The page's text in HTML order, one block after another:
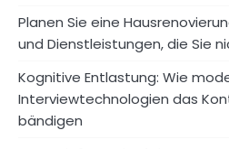
Planen Sie eine
und Dienstleistungen, die Sie
Kognitive Entlastung: Wie
Interviewtechnologien das
bändigen